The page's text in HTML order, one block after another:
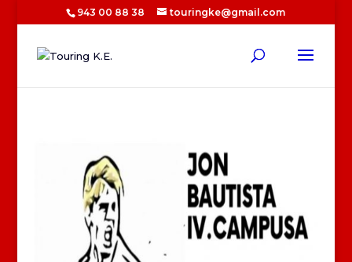
943 00 88 38 touringke@gmail.com